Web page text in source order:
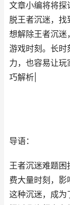
文章小编将将探
脱王者沉迷，
想解除王者沉迷
游戏时刻。长时
力，也容易让
巧解析|
导语：
王者沉迷难题
费大量时刻，
这种沉迷，成为